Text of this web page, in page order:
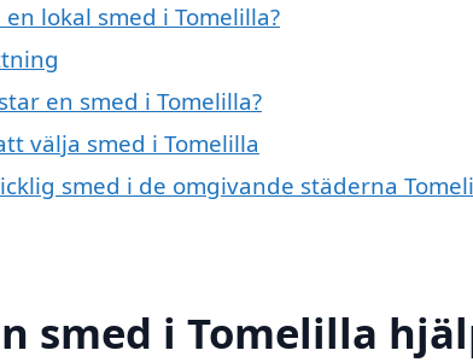
lokal smed i Tomelilla?
en smed i Tomelilla?
välja smed i Tomelilla
smed i de omgivande städerna
smed i Tomelilla